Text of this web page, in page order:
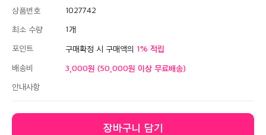
상품번호
1027742
최소 수량
1
포인트
구매확정 시 구매액의 1
배송비 3,000원 (50,000원 이상 무료배송)
안내사항
장바구니 담기